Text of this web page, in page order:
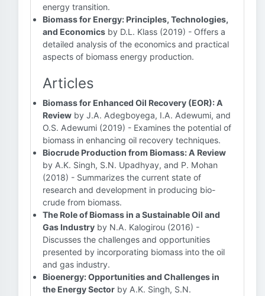
energy transition.
Biomass for Energy: Principles, Technologies,
and Economics by D.L. Klass (2019) - Offers a
detailed analysis of the economics and practical
aspects of biomass energy production.
Articles
Biomass for Enhanced Oil Recovery (EOR): A
Review by J.A. Adegboyega, I.A. Adewumi, and
O.S. Adewumi (2019) - Examines the potential of
biomass in enhancing oil recovery techniques.
Biocrude Production from Biomass: A Review
by A.K. Singh, S.N. Upadhyay, and P. Mohan
(2018) - Summarizes the current state of
research and development in producing bio-
crude from biomass.
The Role of Biomass in a Sustainable Oil and
Gas Industry by N.A. Kalogirou (2016) -
Discusses the challenges and opportunities
presented by incorporating biomass into the oil
and gas industry.
Bioenergy: Opportunities and Challenges in
the Energy Sector by A.K. Singh, S.N.